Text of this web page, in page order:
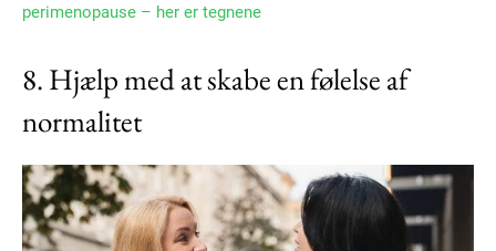
perimenopause – her er tegnene
8. Hjælp med at skabe en følelse af
normalitet